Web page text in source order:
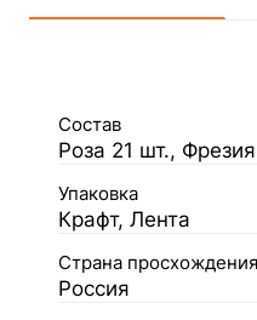
Состав
Роза 21 шт.,
Упаковка
Крафт, Лента
Страна
Россия